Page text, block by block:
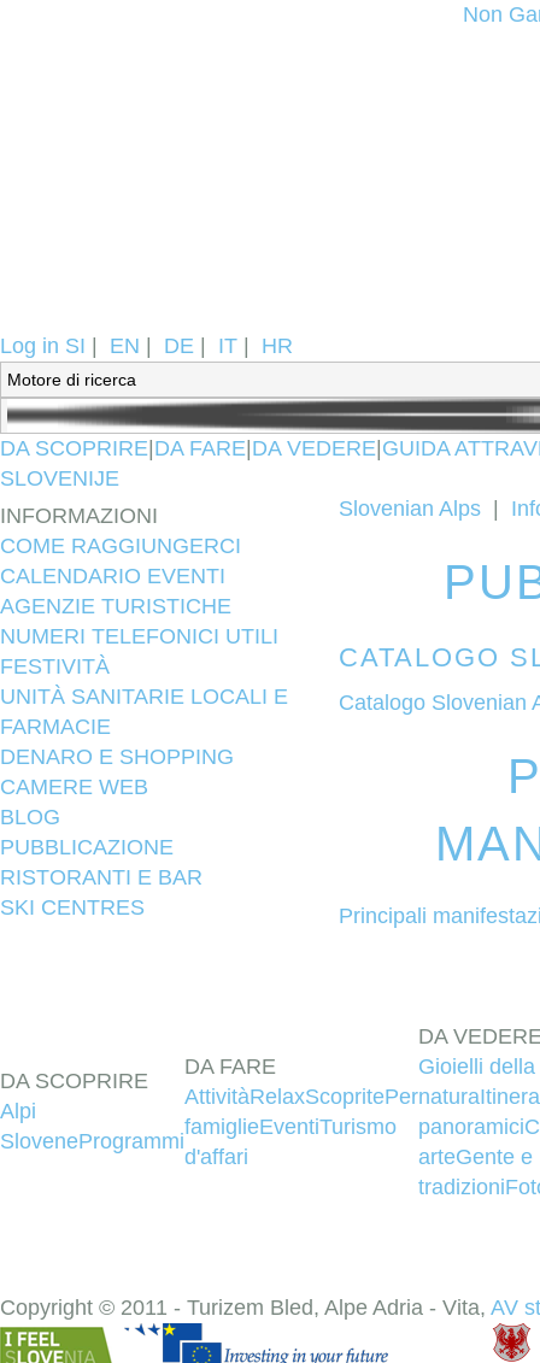
Non
Log in SI EN DE IT HR
DA SCOPRIRE DA FARE DA VEDERE GUIDA
SLOVENIJE
INFORMAZIONI
COME RAGGIUNGERCI
CALENDARIO EVENTI
AGENZIE TURISTICHE
NUMERI TELEFONICI UTILI
FESTIVITÀ
UNITÀ SANITARIE LOCALI E
FARMACIE
DENARO E SHOPPING
CAMERE WEB
BLOG
PUBBLICAZIONE
RISTORANTI E BAR
SKI CENTRES
Slovenian Alps
CATALOGO
Catalogo Slovenian
Principali
DA SCOPRIRE
Alpi
SloveneProgrammi
DA FARE
AttivitàRelaxScopritePer
famiglieEventiTurismo
d'affari
DA
Gioielli della
natura
panoramici
arteGente e
tradizioni
Copyright © 2011 - Turizem Bled, Alpe Adria - Vita, AV